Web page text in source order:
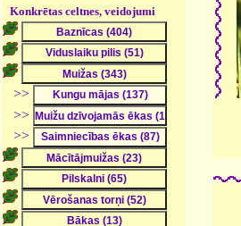
Konkrētas celtnes, veidojumi
>>
>>
>>